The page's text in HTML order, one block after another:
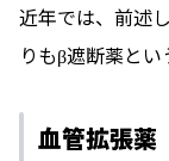
近年では、前述
りもβ遮断薬とい
血管拡張薬